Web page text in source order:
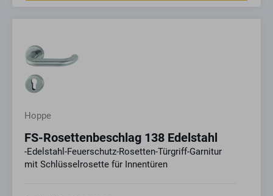
Hoppe
FS-Rosettenbeschlag 138 Edelstahl
-Edelstahl-Feuerschutz-Rosetten-Türgriff-Garnitur
mit Schlüsselrosette für Innentüren